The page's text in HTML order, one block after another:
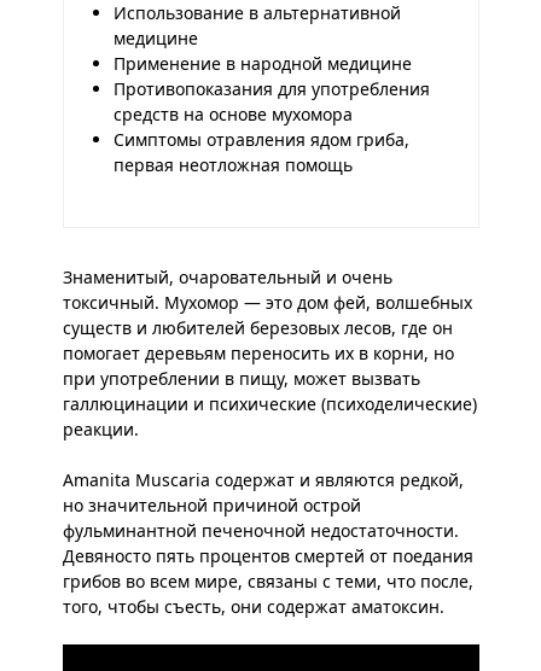
Использование в альтернативной
медицине
Применение в народной медицине
Противопоказания для употребления
средств на основе мухомора
Симптомы отравления ядом гриба,
первая неотложная помощь
Знаменитый, очаровательный и очень
токсичный. Мухомор — это дом фей, волшебных
существ и любителей березовых лесов, где он
помогает деревьям переносить их в корни, но
при употреблении в пищу, может вызвать
галлюцинации и психические (психоделические)
реакции.
Amanita Muscaria содержат и являются редкой,
но значительной причиной острой
фульминантной печеночной недостаточности.
Девяносто пять процентов смертей от поедания
грибов во всем мире, связаны с теми, что после,
того, чтобы съесть, они содержат аматоксин.